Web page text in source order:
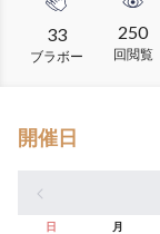
33
ブラボー
250
回閲覧
開催日
日 月